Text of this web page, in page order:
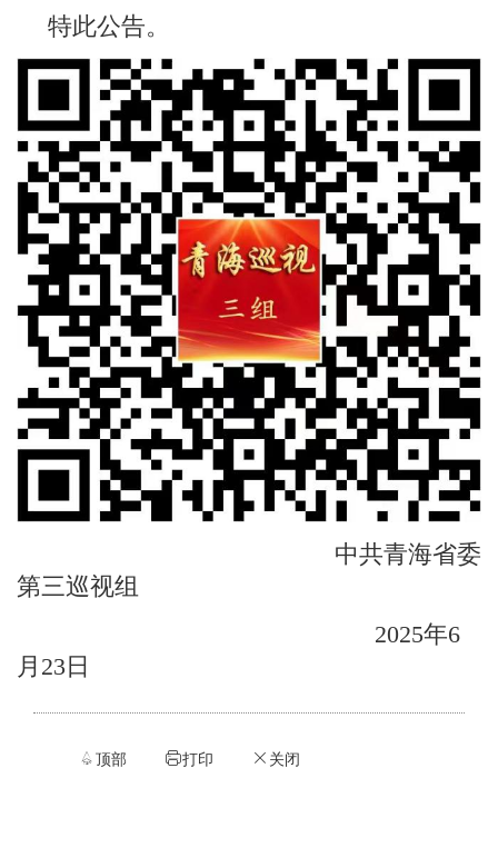
特此公告。
中共青海省委
第三巡视组
2025年6
月23日
顶部 打印 ဆ 关闭